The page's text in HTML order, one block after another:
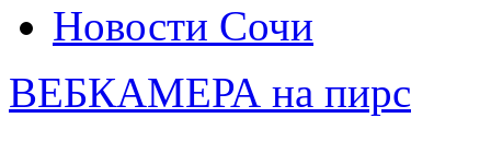
Новости Сочи
ВЕБКАМЕРА на пирс